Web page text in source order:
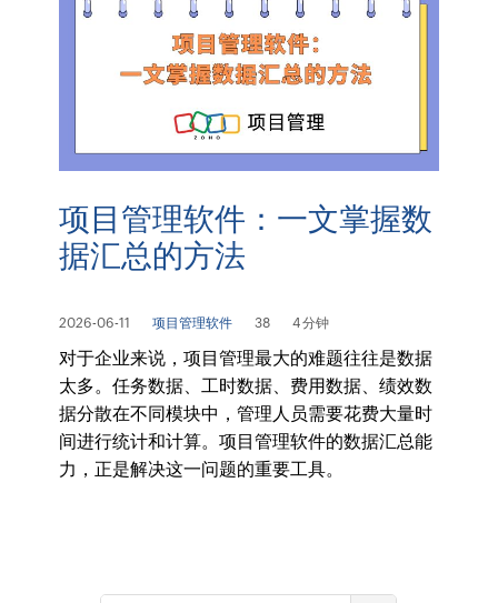
项目管理软件：一文掌握数
据汇总的方法
2026-06-11 项目管理软件 38 4 分钟
对于企业来说，项目管理最大的难题往往是数据
太多。任务数据、工时数据、费用数据、绩效数
据分散在不同模块中，管理人员需要花费大量时
间进行统计和计算。项目管理软件的数据汇总能
力，正是解决这一问题的重要工具。